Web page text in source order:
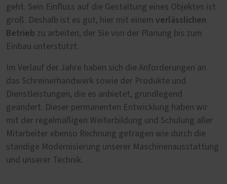
geht. Sein Einfluss auf die Gestaltung eines Objektes ist
groß. Deshalb ist es gut, hier mit einem verlässlichen
Betrieb zu arbeiten, der Sie von der Planung bis zum
Einbau unterstützt.
Im Verlauf der Jahre haben sich die Anforderungen an
das Schreinerhandwerk sowie der Produkte und
Dienstleistungen, die es anbietet, grundlegend
geändert. Dieser permanenten Entwicklung haben wir
mit der regelmäßigen Weiterbildung und Schulung aller
Mitarbeiter ebenso Rechnung getragen wie durch die
ständige Modernisierung unserer Maschinenausstattung
und unserer Technik.